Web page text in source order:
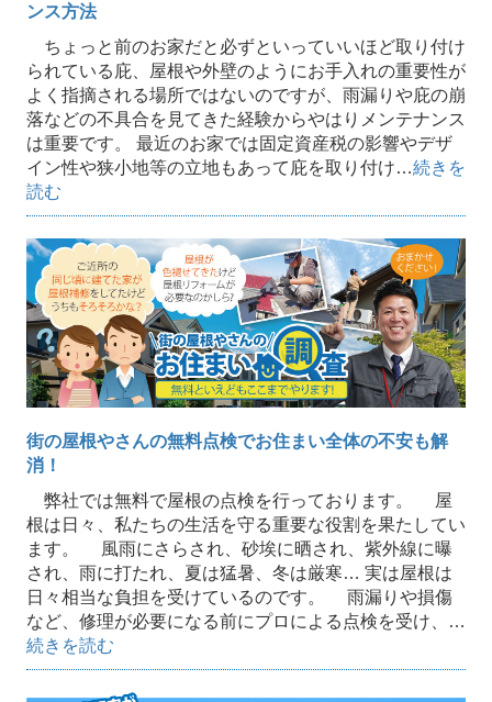
ンス方法
ちょっと前のお家だと必ずといっていいほど取り付け
られている庇、屋根や外壁のようにお手入れの重要性が
よく指摘される場所ではないのですが、雨漏りや庇の崩
落などの不具合を見てきた経験からやはりメンテナンス
は重要です。 最近のお家では固定資産税の影響やデザ
イン性や狭小地等の立地もあって庇を取り付け…続きを
読む
街の屋根やさんの無料点検でお住まい全体の不安も解
消！
弊社では無料で屋根の点検を行っております。 屋
根は日々、私たちの生活を守る重要な役割を果たしてい
ます。 風雨にさらされ、砂埃に晒され、紫外線に曝
され、雨に打たれ、夏は猛暑、冬は厳寒… 実は屋根は
日々相当な負担を受けているのです。 雨漏りや損傷
など、修理が必要になる前にプロによる点検を受け、…
続きを読む